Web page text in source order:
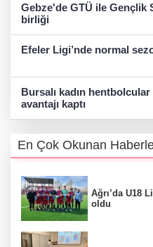
Gebze'de GTÜ ile Gençlik
birliği
Efeler Ligi’nde normal
Bursalı kadın
avantajı kaptı
En Çok Okunan
Ağrı’da U18
oldu